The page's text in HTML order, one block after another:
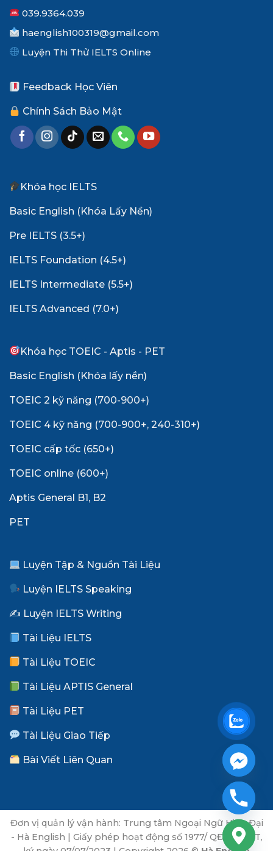
039.9364.039
haenglish100319@gmail.com
Luyện Thi Thử IELTS Online
Feedback Học Viên
Chính Sách Bảo Mật
Khóa học IELTS
Basic English (Khóa Lấy Nền)
Pre IELTS (3.5+)
IELTS Foundation (4.5+)
IELTS Intermediate (5.5+)
IELTS Advanced (7.0+)
Khóa học TOEIC - Aptis - PET
Basic English (Khóa lấy nền)
TOEIC 2 kỹ năng (700-900+)
TOEIC 4 kỹ năng (700-900+, 240-310+)
TOEIC cấp tốc (650+)
TOEIC online (600+)
Aptis General B1, B2
PET
Luyện Tập & Nguồn Tài Liệu
Luyện IELTS Speaking
✍️ Luyện IELTS Writing
Tài Liệu IELTS
Tài Liệu TOEIC
Tài Liệu APTIS General
Tài Liệu PET
Tài Liệu Giao Tiếp
Bài Viết Liên Quan
Đơn vị quản lý vận hành: Trung tâm Ngoại Ngữ Hiện Đại
- Hà English | Giấy phép hoạt động số 1977/ QĐ-SGDĐT,